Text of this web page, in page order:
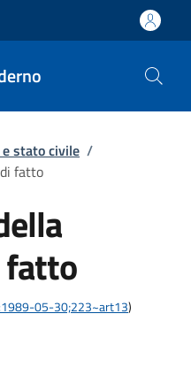
stato civile /
fatto
fatto
05-30;223~art13)